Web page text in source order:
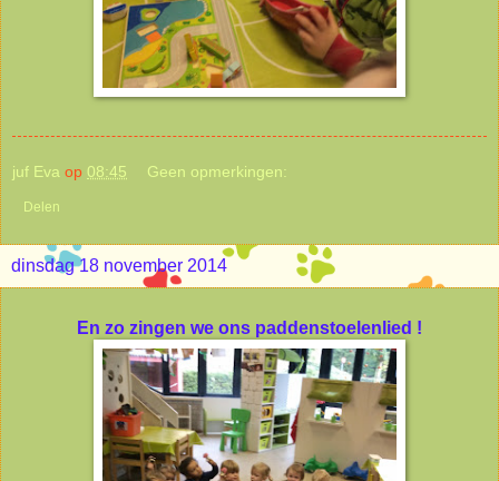
juf Eva op 08:45 Geen opmerkingen:
Delen
dinsdag 18 november 2014
En zo zingen we ons paddenstoelenlied !